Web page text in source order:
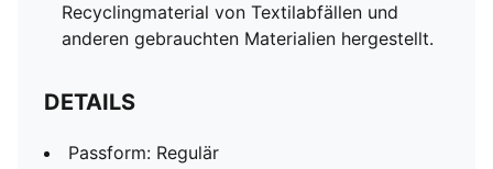
Recyclingmaterial von Textilabfällen und
anderen gebrauchten Materialien hergestellt.
DETAILS
Passform: Regulär